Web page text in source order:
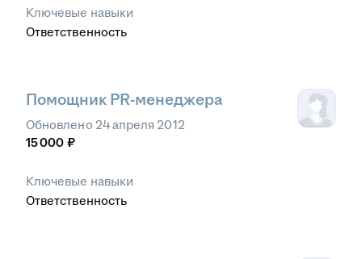
Ключевые навыки
Ответственность
Помощник PR-менеджера
Обновлено 24 апреля 2012
15 000 ₽
Ключевые навыки
Ответственность